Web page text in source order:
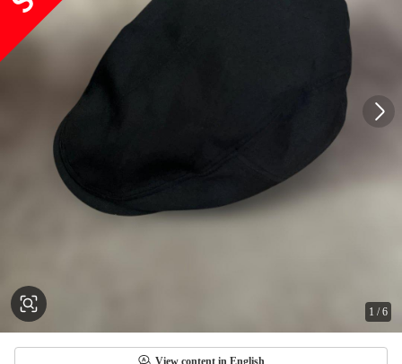
1 /6
View content in English